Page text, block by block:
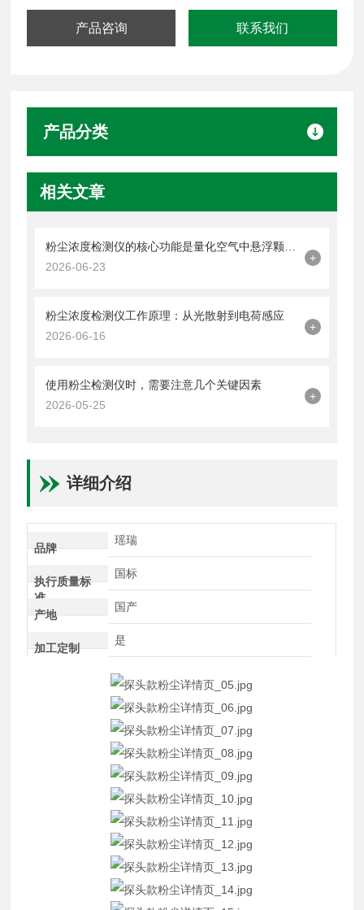
产品咨询 联系我们
产品分类
相关文章
2026-06-23
+
粉尘浓度检测仪工作原理：从光散射到电荷感应
2026-06-16
+
使用粉尘检测仪时，需要注意几个关键因素
2026-05-25
+
详细介绍
品牌
瑶瑞
执行质量标
准
国标
产地
国产
加工定制
是